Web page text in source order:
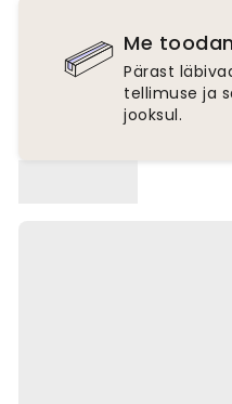
Me
Pärast
tellimuse ja
jooksul.